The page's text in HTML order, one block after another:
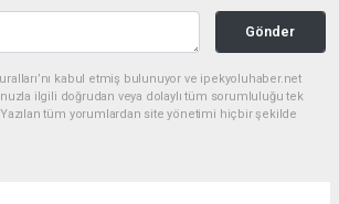
Gönder
kabul etmiş bulunuyor ve ipekyoluhaber.net
ilgili doğrudan veya dolaylı tüm sorumluluğu tek
Yazılan tüm yorumlardan site yönetimi hiçbir şekilde